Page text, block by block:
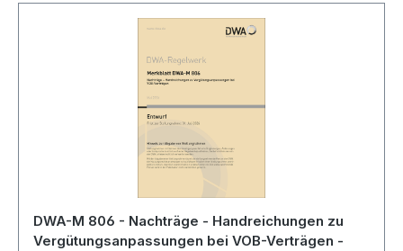
DWA-M 806 - Nachträge - Handreichungen zu
Vergütungsanpassungen bei VOB-Verträgen -